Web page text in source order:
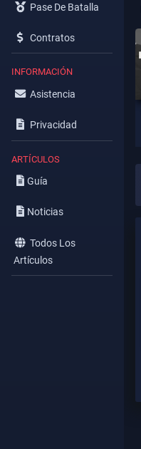
Pase De Batalla
Contratos
INFORMACIÓN
Asistencia
Privacidad
ARTÍCULOS
Guía
Noticias
Todos Los
Artículos